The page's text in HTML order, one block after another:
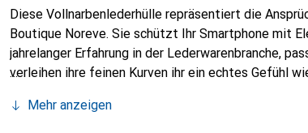
Diese Vollnarbenlederhülle repräsentiert die
Boutique Noreve. Sie schützt Ihr Smartphone mit
jahrelanger Erfahrung in der Lederwarenbranche,
verleihen ihre feinen Kurven ihr ein echtes Gefühl
die Marke Noreve eine zuverlässige Wahl für eine
Mehr anzeigen